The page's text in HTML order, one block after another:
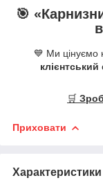
🎯 «
💙 Ми цінуємо
🛒
Приховати
Характеристики